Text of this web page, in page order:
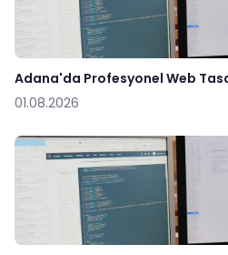
Adana'da Profesyonel Web
01.08.2026